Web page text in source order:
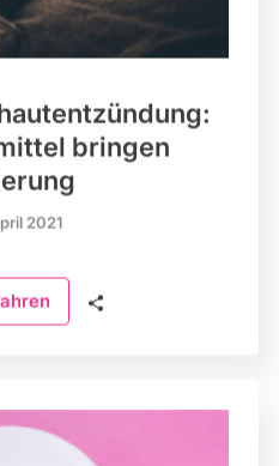
bringen
2021
🗣